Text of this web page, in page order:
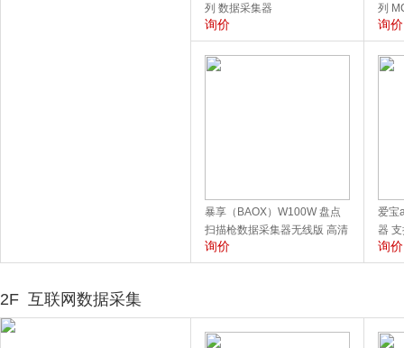
列 数据采集器
询价
列
据采
询价
暴享（BAOX）W100W 盘点
扫描枪数据采集器无线版 高清
显示屏
询价
爱宝
器
威软
询价
2F 互联网数据采集